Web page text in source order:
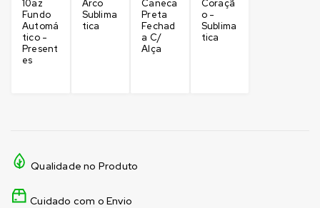
10az
Fundo
Automá
tico -
Present
es
Arco
Sublima
tica
Caneca
Preta
Fechad
a C/
Alça
Coraçã
o -
Sublima
tica
Qualidade no Produto
Cuidado com o Envio